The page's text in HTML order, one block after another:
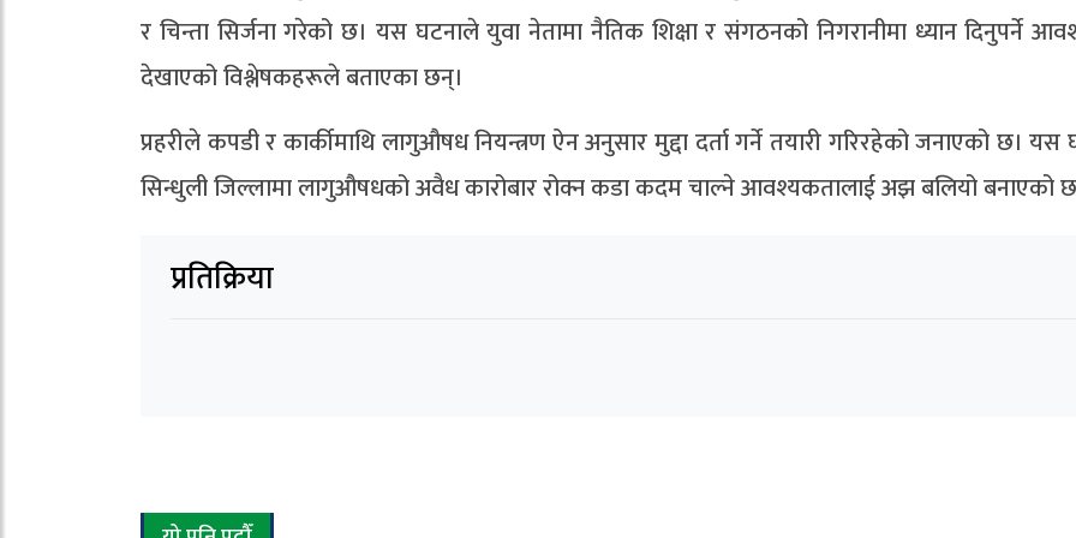
र चिन्ता सिर्जना गरेको छ। यस घटनाले युवा नेतामा नैतिक शिक्षा र संगठनको निगरानीमा ध्यान दिनुपर्ने
देखाएको विश्लेषकहरूले बताएका छन्।
प्रहरीले कपडी र कार्कीमाथि लागुऔषध नियन्त्रण ऐन अनुसार मुद्दा दर्ता गर्ने तयारी गरिरहेको जनाएको छ।
सिन्धुली जिल्लामा लागुऔषधको अवैध कारोबार रोक्न कडा कदम चाल्ने आवश्यकतालाई अझ बलियो बनाएको
प्रतिक्रिया